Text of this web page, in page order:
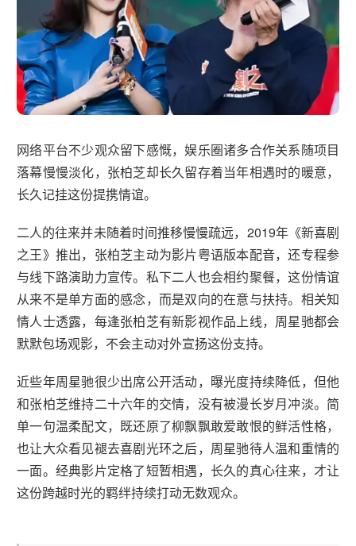
网络平台不少观众留下感慨，娱乐圈诸多合作关系随项目
落幕慢慢淡化，张柏芝却长久留存着当年相遇时的暖意，
长久记挂这份提携情谊。
二人的往来并未随着时间推移慢慢疏远，2019年《新喜剧
之王》推出，张柏芝主动为影片粤语版本配音，还专程参
与线下路演助力宣传。私下二人也会相约聚餐，这份情谊
从来不是单方面的感念，而是双向的在意与扶持。相关知
情人士透露，每逢张柏芝有新影视作品上线，周星驰都会
默默包场观影，不会主动对外宣扬这份支持。
近些年周星驰很少出席公开活动，曝光度持续降低，但他
和张柏芝维持二十六年的交情，没有被漫长岁月冲淡。简
单一句温柔配文，既还原了柳飘飘敢爱敢恨的鲜活性格，
也让大众看见褪去喜剧光环之后，周星驰待人温和重情的
一面。经典影片定格了短暂相遇，长久的真心往来，才让
这份跨越时光的羁绊持续打动无数观众。